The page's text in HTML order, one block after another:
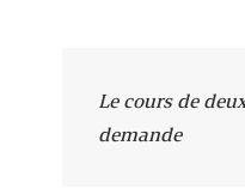
Le cours de
demande